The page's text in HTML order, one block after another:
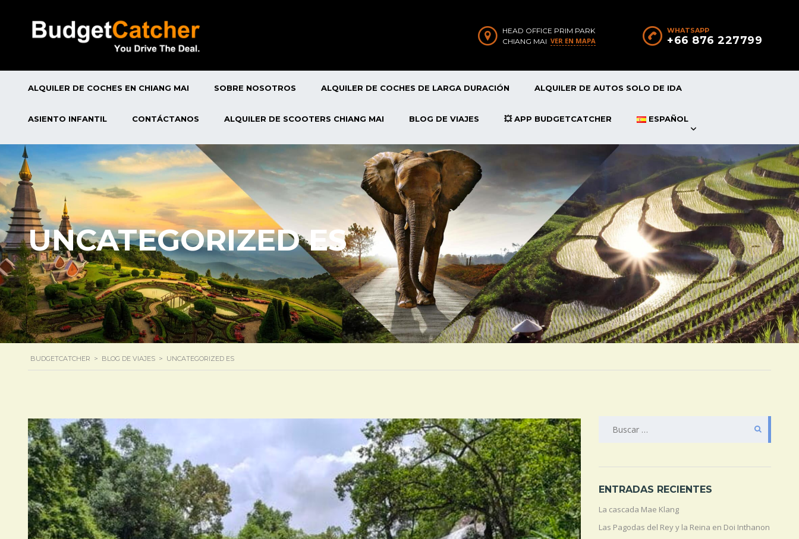
WHATSAPP
+66 876 227799
HEAD OFFICE PRIM PARK
CHIANG MAI VER EN MAPA
ALQUILER DE COCHES EN CHIANG MAI SOBRE NOSOTROS ALQUILER DE COCHES DE LARGA DURACIÓN ALQUILER DE AUTOS SOLO DE IDA
ASIENTO INFANTIL CONTÁCTANOS ALQUILER DE SCOOTERS CHIANG MAI BLOG DE VIAJES 💥 APP BUDGETCATCHER ESPAÑOL
UNCATEGORIZED ES
BUDGETCATCHER > BLOG DE VIAJES > UNCATEGORIZED ES
BUSCAR:
ENTRADAS RECIENTES
La cascada Mae Klang
Las Pagodas del Rey y la Reina en Doi Inthanon